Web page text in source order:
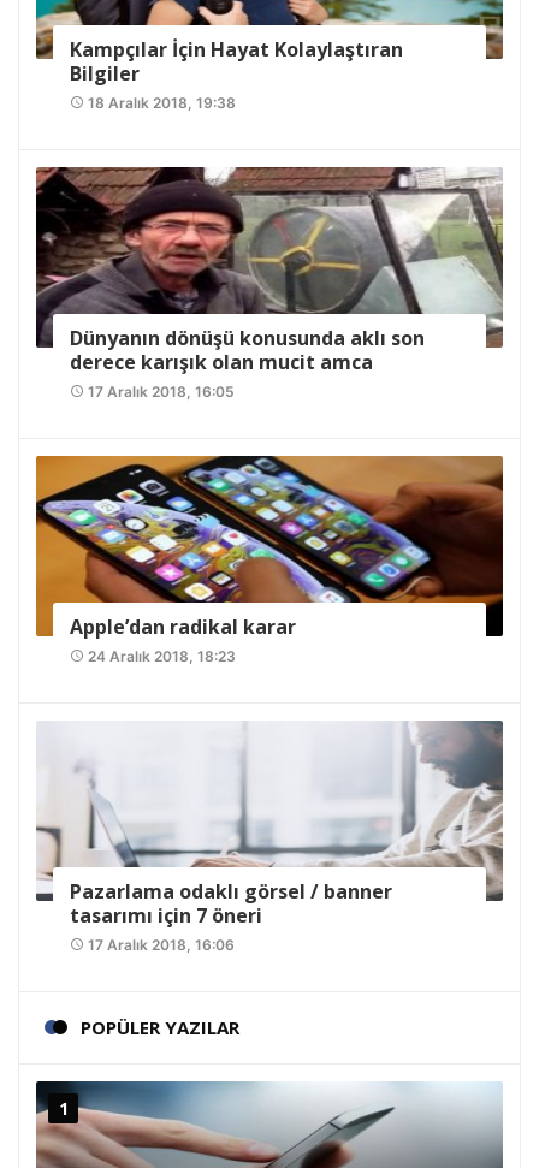
Kampçılar İçin Hayat Kolaylaştıran
Bilgiler
access_time 18 Aralık 2018, 19:38
Dünyanın dönüşü konusunda aklı son
derece karışık olan mucit amca
access_time 17 Aralık 2018, 16:05
Apple’dan radikal karar
access_time 24 Aralık 2018, 18:23
Pazarlama odaklı görsel / banner
tasarımı için 7 öneri
access_time 17 Aralık 2018, 16:06
POPÜLER YAZILAR